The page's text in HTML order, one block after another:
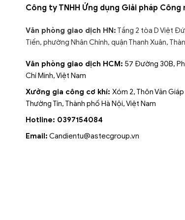
Công ty TNHH Ứng dụng Giải pháp Công
Văn phòng giao dịch HN: Tầng 2 tòa D Việt
Tiến, phường Nhân Chính, quận Thanh Xuân,
Văn phòng giao dịch HCM: 57 Đường 30B,
Chí Minh, Việt Nam
Xưởng gia công cơ khí: Xóm 2, Thôn Văn
Thường Tín, Thành phố Hà Nội, Việt Nam
Hotline: 0397154084
Email: Candientu@astecgroup.vn